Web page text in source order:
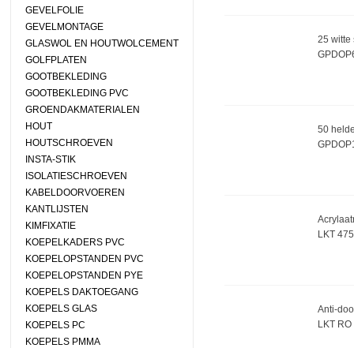
GEVELFOLIE
GEVELMONTAGE
GLASWOL EN HOUTWOLCEMENT
GOLFPLATEN
GOOTBEKLEDING
GOOTBEKLEDING PVC
GROENDAKMATERIALEN
HOUT
HOUTSCHROEVEN
INSTA-STIK
ISOLATIESCHROEVEN
KABELDOORVOEREN
KANTLIJSTEN
KIMFIXATIE
KOEPELKADERS PVC
KOEPELOPSTANDEN PVC
KOEPELOPSTANDEN PYE
KOEPELS DAKTOEGANG
KOEPELS GLAS
KOEPELS PC
KOEPELS PMMA
25 witte
50
LKT
Anti-
LKT RO